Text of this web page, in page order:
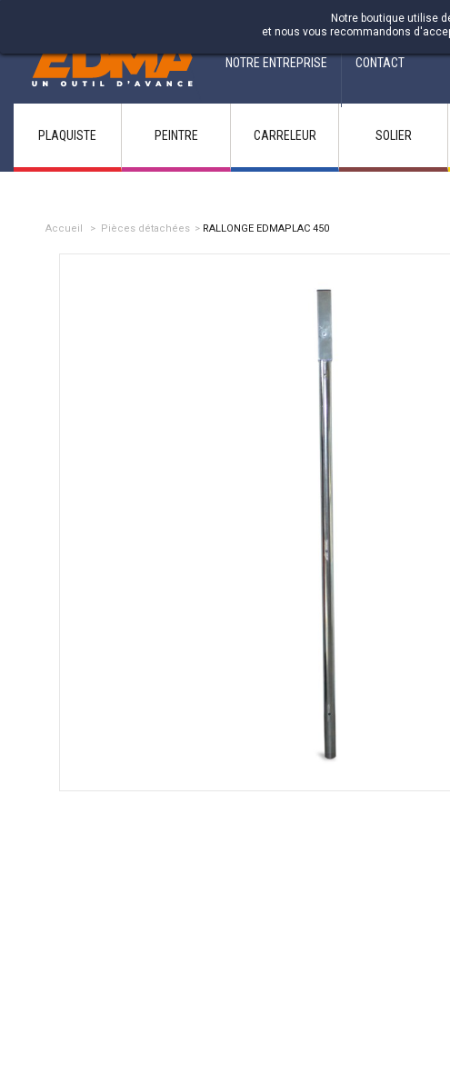
NOTRE ENTREPRISE CONTACT
Notre boutique utilise
et nous vous recommandons
PLAQUISTE PEINTRE CARRELEUR SOLIER
Accueil > Pièces détachées > RALLONGE EDMAPLAC 450